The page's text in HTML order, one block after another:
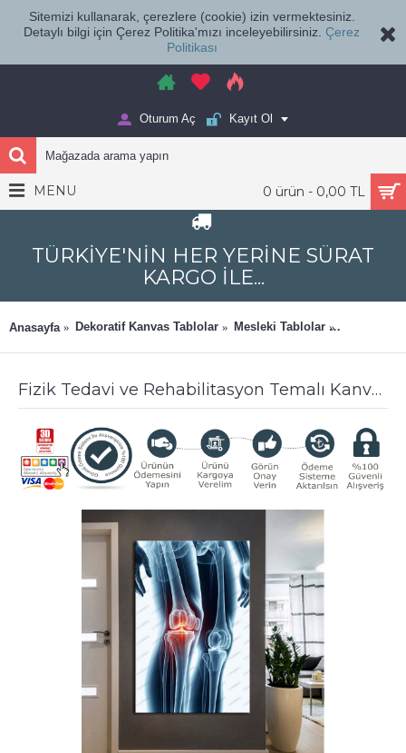
Sitemizi kullanarak, çerezlere (cookie) izin vermektesiniz.
Detaylı bilgi için Çerez Politika'mızı inceleyebilirsiniz. Çerez
Politikası
Oturum Aç Kayıt Ol
0 ürün - 0,00 TL
MENU
TÜRKİYE'NİN HER YERİNE SÜRAT
KARGO İLE...
Anasayfa Dekoratif Kanvas Tablolar Mesleki Tablolar
Fizik Tedavi ve Rehabilitasyon Temalı Kanvas Tablo ftv14